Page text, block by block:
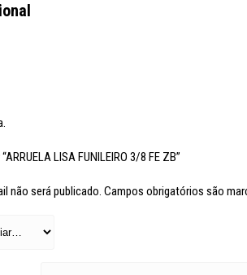
LISA FUNILEIRO 3/8 FE ZB”
não será publicado. Campos obrigatórios são